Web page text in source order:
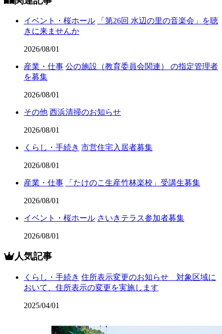
イベント・桜ホール
「第26回 水辺の里の音楽会」を聴
きに来ませんか
2026/08/01
産業・仕事 公の施設（教育委員会関連） の指定管理者
を募集
2026/08/01
その他 西浜清掃のお知らせ
2026/08/01
くらし・手続き 市営住宅入居者募集
2026/08/01
産業・仕事 「たけのこ生産竹林楽校」受講生募集
2026/08/01
イベント・桜ホール さいきテラス参加者募集
2026/08/01
人気記事
くらし・手続き 住所表示変更のお知らせ 対象区域に
おいて、住所表示の変更を実施します
2025/04/01